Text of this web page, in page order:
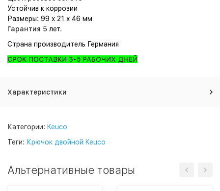
Устойчив к коррозии
Размеры: 99 x 21 x 46 мм
Гарантия 5 лет.
Страна производитель Германия
СРОК ПОСТАВКИ 3-5 РАБОЧИХ ДНЕЙ
Характеристики
Категории: Keuco
Теги: Крючок двойной Keuco
Альтернативные товары